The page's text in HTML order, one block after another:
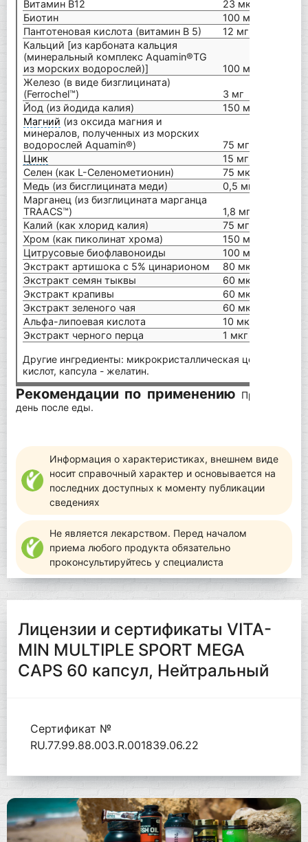
Витамин B12
23 мкг
Биотин
100 мкг
Пантотеновая кислота (витамин В 5)
12 мг
Кальций [из карбоната кальция
(минеральный комплекс Aquamin®TG
из морских водорослей)]
100 мг
Железо (в виде бизглицината)
(Ferrochel™)
3 мг
Йод (из йодида калия)
150 мкг
Магний (из оксида магния и
минералов, полученных из морских
водорослей Aquamin®)
75 мг
Цинк
15 мг
Селен (как L-Селенометионин)
75 мкг
Медь (из бисглицината меди)
0,5 мг
Марганец (из бизглицината марганца
TRAACS™)
1,8 мг
Калий (как хлорид калия)
75 мг
Хром (как пиколинат хрома)
150 мкг
Цитрусовые биофлавоноиды
100 мг
Экстракт артишока с 5% цинарионом
80 мкг
Экстракт семян тыквы
60 мкг
Экстракт крапивы
60 мкг
Экстракт зеленого чая
60 мкг
Альфа-липоевая кислота
10 мкг
Экстракт черного перца
1 мкг
Другие ингредиенты: микрокристаллическая целлюлоза,
кислот, капсула - желатин.
Рекомендации по применению Принимайте
день после еды.
Информация о характеристиках, внешнем виде
носит справочный характер и основывается на
последних доступных к моменту публикации
сведениях
Не является лекарством. Перед началом
приема любого продукта обязательно
проконсультируйтесь у специалиста
Лицензии и сертификаты VITA-
MIN MULTIPLE SPORT MEGA
CAPS 60 капсул, Нейтральный
Сертификат №
RU.77.99.88.003.R.001839.06.22